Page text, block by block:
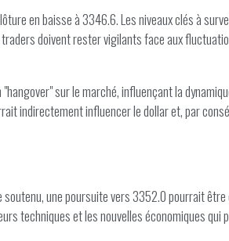
en baisse à 3346.6. Les niveaux clés à
doivent rester vigilants face aux
sur le marché, influençant la
indirectement influencer le dollar et, par
une poursuite vers 3352.0 pourrait être
techniques et les nouvelles économiques qui